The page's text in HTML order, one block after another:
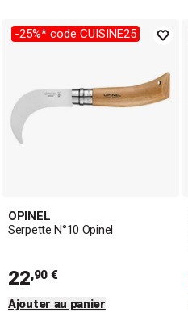
-25%* code CUISINE25
OPINEL
Serpette N°10 Opinel
22,90 €
Ajouter au panier